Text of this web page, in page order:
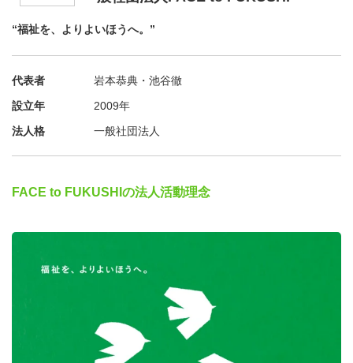
フェアのメインプログラム！出展法人が各ブースに分かれ
て、1ターム30分で説明します。1日でたくさんのブース
を回ってみましょう。
就活相談ブース｜14:15－17:35
就活相談ブースをブース型説明会と同時開設！
ブースでは、F2Fのスタッフがお待ちしています。
“福祉を、よりよいほうへ。”
代表者
岩本恭典・池谷徹
設立年
2009年
法人格
一般社団法人
FACE to FUKUSHIの法人活動理念